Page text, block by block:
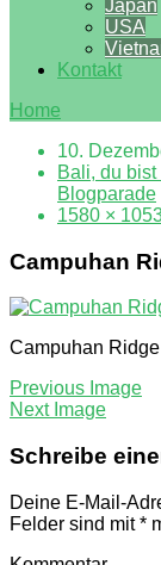
Japan
USA
Kontakt
Home
10.
Bali, du
Blogparade
1580 ×
Campuhan
Campuhan
Previous Image
Next Image
Schreibe
Deine E-Mail-
Felder sind mit*